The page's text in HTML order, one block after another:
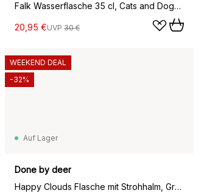
Falk Wasserflasche 35 cl, Cats and Dogs-Sandy
20,95 €UVP 30 €
Auf Lager
Done by deer
Happy Clouds Flasche mit Strohhalm, Green
WEEKEND DEAL
-32%